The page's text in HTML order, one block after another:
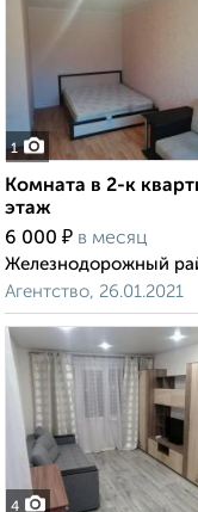
1
Комната в 2-к
этаж
6 000 ₽ в месяц
Железнодорожный
Агентство, 26.01.2021
4